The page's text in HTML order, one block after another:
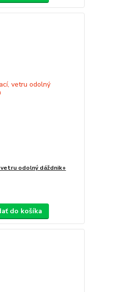
odolný dáždnik+
do košíka